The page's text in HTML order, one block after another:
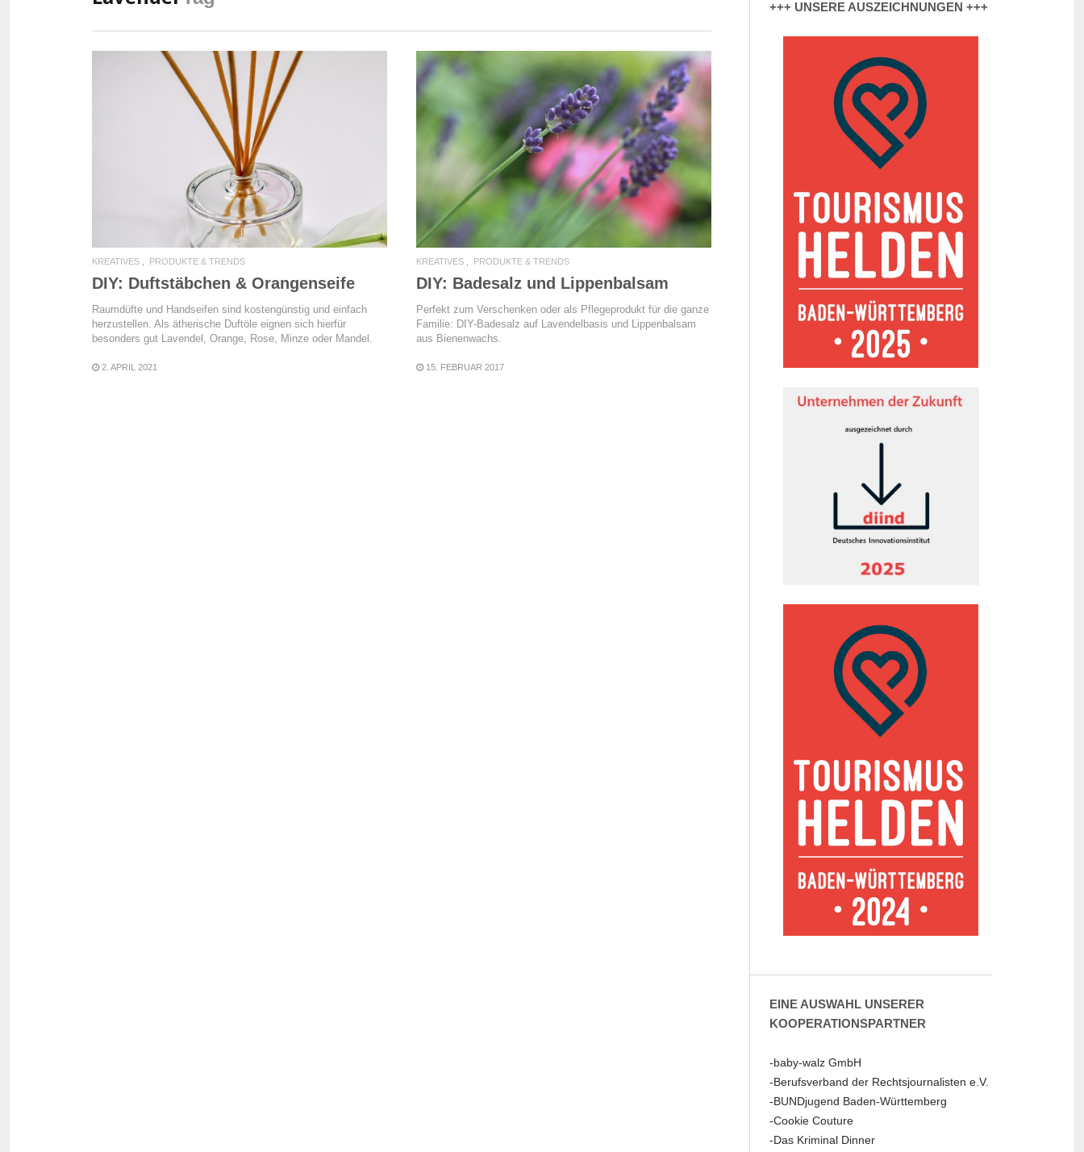
READ MORE
KREATIVES PRODUKTE & TRENDS
DIY: Duftstäbchen & Orangenseife
Raumdüfte und Handseifen sind kostengünstig und einfach
herzustellen. Als ätherische Duftöle eignen sich hierfür
besonders gut Lavendel, Orange, Rose, Minze oder Mandel.
2. APRIL 2021
READ MORE
KREATIVES PRODUKTE & TRENDS
DIY: Badesalz und Lippenbalsam
Perfekt zum Verschenken oder als Pflegeprodukt für die ganze
Familie: DIY-Badesalz auf Lavendelbasis und Lippenbalsam
aus Bienenwachs.
15. FEBRUAR 2017
+++ UNSERE AUSZEICHNUNGEN +++
EINE AUSWAHL UNSERER
KOOPERATIONSPARTNER
-baby-walz GmbH
-Berufsverband der Rechtsjournalisten e.V.
-BUNDjugend Baden-Württemberg
-Cookie Couture
-Das Kriminal Dinner